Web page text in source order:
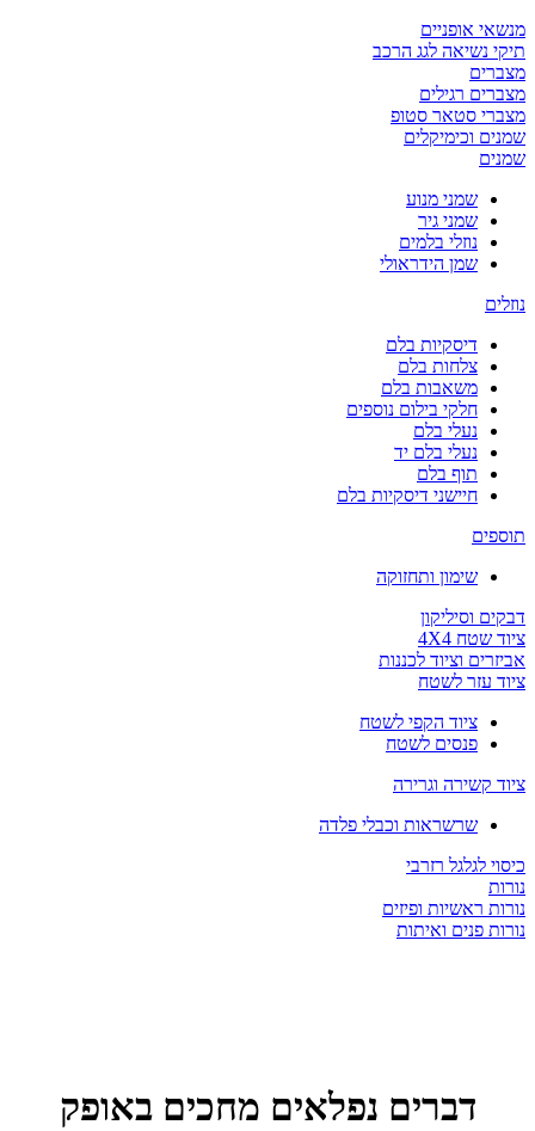
מנשאי אופניים
תיקי נשיאה לגג הרכב
מצברים
מצברים רגילים
מצברי סטאר סטופ
שמנים וכימיקלים
שמנים
שמני מנוע
שמני גיר
נוזלי בלמים
שמן הידראולי
נוזלים
דיסקיות בלם
צלחות בלם
משאבות בלם
חלקי בילום נוספים
נעלי בלם
נעלי בלם יד
תוף בלם
חיישני דיסקיות בלם
תוספים
שימון ותחזוקה
דבקים וסיליקון
ציוד שטח 4X4
אביזרים וציוד לכננות
ציוד עזר לשטח
ציוד הקפי לשטח
פנסים לשטח
ציוד קשירה וגרירה
שרשראות וכבלי פלדה
כיסוי לגלגל רזרבי
נורות
נורות ראשיות ופיזים
נורות פנים ואיתות
דברים נפלאים מחכים באופק